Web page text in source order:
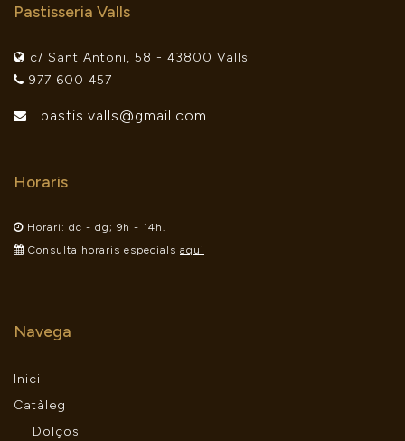
Pastisseria Valls
c/ Sant Antoni, 58 - 43800 Valls
977 600 457
pastis.valls@gmail.com
Horaris
Horari: dc - dg; 9h - 14h.
Consulta horaris especials aqui
Navega
Inici
Catàleg
Dolços